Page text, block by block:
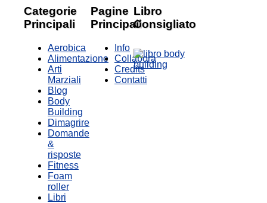
Categorie
Principali
Aerobica
Alimentazione
Arti
Marziali
Blog
Body
Building
Dimagrire
Domande
&
risposte
Fitness
Foam
roller
Libri
Pagine
Principali
Info
Collabora
Credits
Contatti
Libro
Consigliato